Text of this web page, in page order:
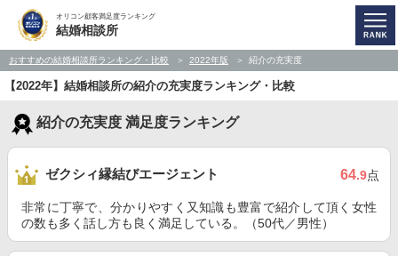
オリコン顧客満足度ランキング
結婚相談所
おすすめの結婚相談所ランキング・比較 2022年版 紹介の充実度
【2022年】結婚相談所の紹介の充実度ランキング・比較
紹介の充実度 満足度ランキング
ゼクシィ縁結びエージェント 64.9点
非常に丁寧で、分かりやすく又知識も豊富で紹介して頂く女性
の数も多く話し方も良く満足している。（50代／男性）